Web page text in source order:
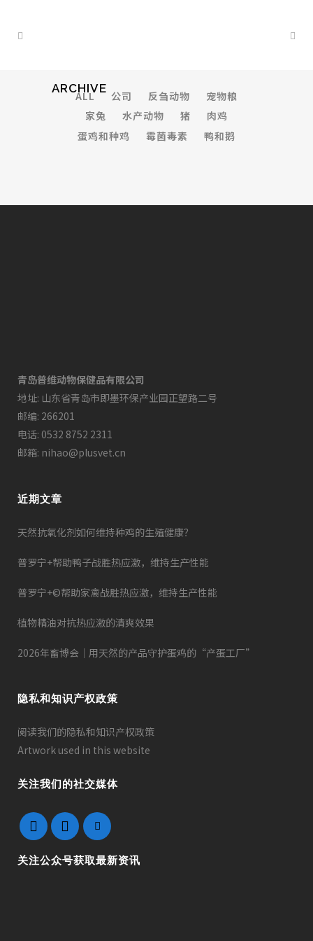
ARCHIVE
ALL 公司 反刍动物
宠物粮
家兔
水产动物 猪
肉鸡
蛋鸡和种鸡
霉菌毒素 鸭和鹅
青岛普维动物保健品有限公司
地址: 山东省青岛市即墨环保产业园正望路二号
邮编: 266201
电话: 0532 8752 2311
邮箱: nihao@plusvet.cn
近期文章
天然抗氧化剂如何维持种鸡的生殖健康？
普罗宁+帮助鸭子战胜热应激，维持生产性能
普罗宁+©帮助家禽战胜热应激，维持生产性能
植物精油对抗热应激的清爽效果
2026年畜博会｜用天然的产品守护蛋鸡的“产蛋工厂”
隐私和知识产权政策
阅读我们的隐私和知识产权政策
Artwork used in this website
关注我们的社交媒体
关注公众号获取最新资讯